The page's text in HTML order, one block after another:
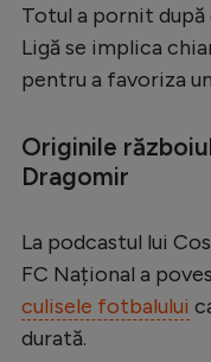
EURO
Tenis
Totul a pornit după
Ligă se implica
pentru a favoriza
Originile
Dragomir
La podcastul lui
FC Național a
culisele fotbalului
durată.